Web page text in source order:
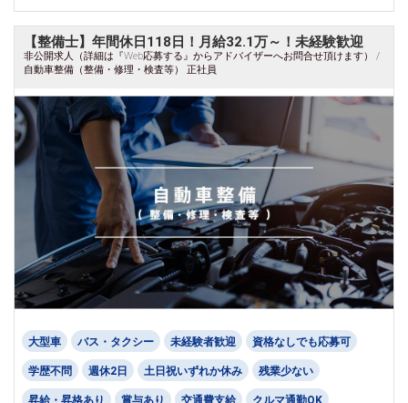
【整備士】年間休日118日！月給32.1万～！未経験歓迎
非公開求人（詳細は『Web応募する』からアドバイザーへお問合せ頂けます） /
自動車整備（整備・修理・検査等） 正社員
大型車 バス・タクシー 未経験者歓迎 資格なしでも応募可
学歴不問 週休2日 土日祝いずれか休み 残業少ない